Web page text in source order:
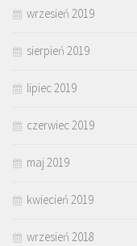
wrzesień 2019
sierpień 2019
lipiec 2019
czerwiec 2019
maj 2019
kwiecień 2019
wrzesień 2018